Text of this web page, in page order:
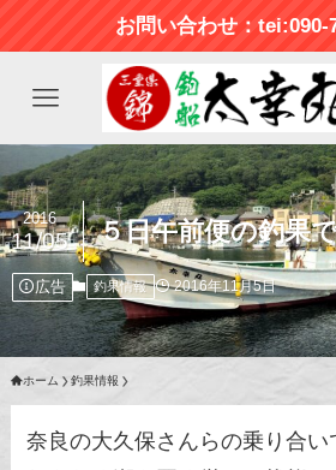
お問い合わせ：tei:090-
５日午前便の釣果
2016
11/05
広告 釣果情報 2016年11月5日
ホーム 釣果情報
奈良の大久保さんらの乗り合